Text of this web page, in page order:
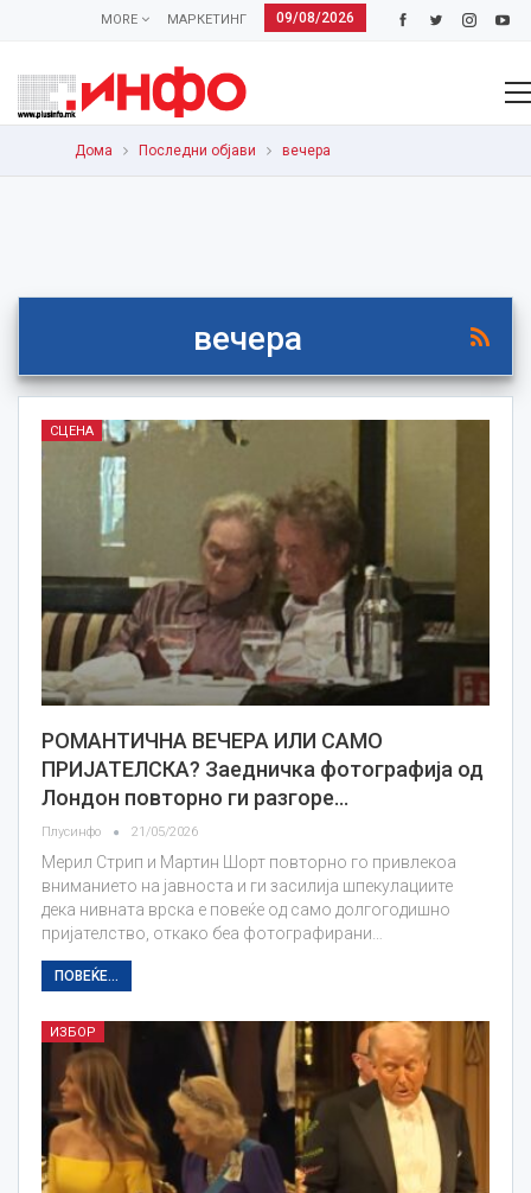
09/08/2026
МАРКЕТИНГ
MORE
Дома Последни објави вечера
вечера
СЦЕНА
РОМАНТИЧНА ВЕЧЕРА ИЛИ САМО
ПРИЈАТЕЛСКА? Заедничка фотографија од
Лондон повторно ги разгоре…
Плусинфо 21/05/2026
Мерил Стрип и Мартин Шорт повторно го привлекоа
вниманието на јавноста и ги засилија шпекулациите
дека нивната врска е повеќе од само долгогодишно
пријателство, откако беа фотографирани…
ПОВЕЌЕ...
ИЗБОР